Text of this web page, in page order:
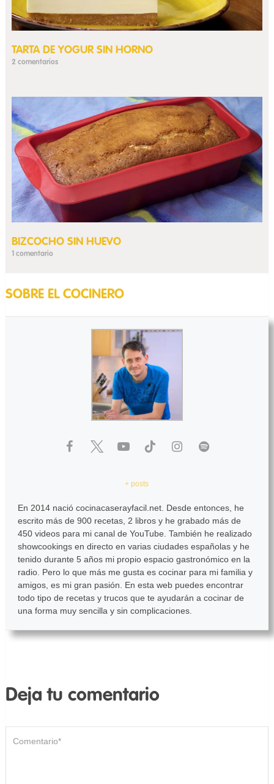
TARTA DE YOGUR SIN HORNO
2 comentarios
BIZCOCHO SIN HUEVO
1 comentario
SOBRE EL COCINERO
+ posts
En 2014 nació cocinacaserayfacil.net. Desde entonces, he
escrito más de 900 recetas, 2 libros y he grabado más de
450 videos para mi canal de YouTube. También he realizado
showcookings en directo en varias ciudades españolas y he
tenido durante 5 años mi propio espacio gastronómico en la
radio. Pero lo que más me gusta es cocinar para mi familia y
amigos, es mi gran pasión. En esta web puedes encontrar
todo tipo de recetas y trucos que te ayudarán a cocinar de
una forma muy sencilla y sin complicaciones.
Deja tu comentario